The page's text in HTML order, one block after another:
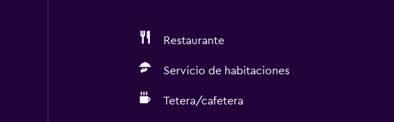
Restaurante
Servicio de habitaciones
Tetera/cafetera